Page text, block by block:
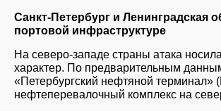
Санкт-Петербург и Ленинградская
портовой инфраструктуре
На северо-западе страны атака
характер. По предварительным
«Петербургский нефтяной
нефтеперевалочный комплекс на